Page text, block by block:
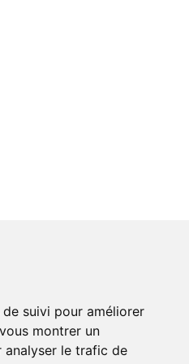
suivi pour améliorer
montrer un
analyser le trafic de